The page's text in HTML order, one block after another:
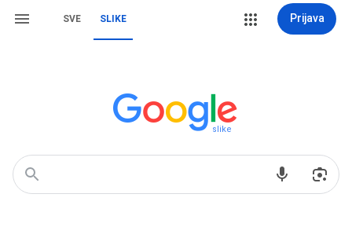
SVE SLIKE Prijava
slike